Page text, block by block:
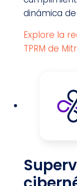
dinámica
Explore la
TPRM de